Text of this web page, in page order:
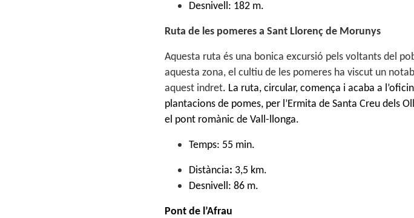
Desnivell: 182 m.
Ruta de les pomeres a Sant Llorenç de Morunys
Aquesta ruta és una bonica excursió pels voltants del
aquesta zona, el cultiu de les pomeres ha viscut un
aquest indret. La ruta, circular, comença i acaba a
plantacions de pomes, per l’Ermita de Santa Creu dels
el pont romànic de Vall-llonga.
Temps: 55 min.
Distància: 3,5 km.
Desnivell: 86 m.
Pont de l’Afrau